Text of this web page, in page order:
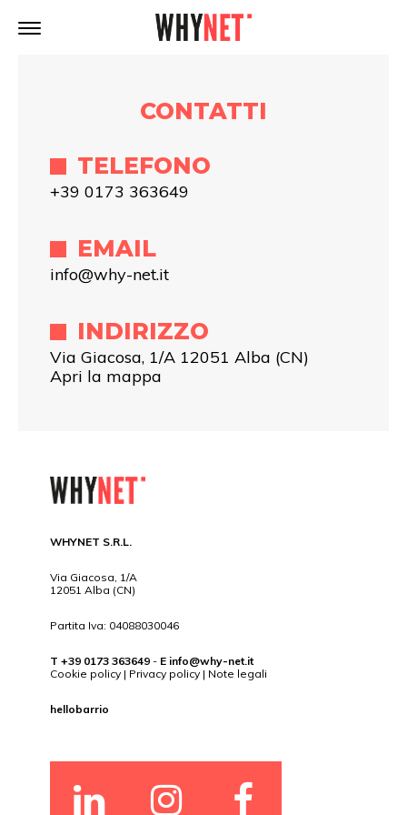
CONTATTI
TELEFONO
+39 0173 363649
EMAIL
info@why-net.it
INDIRIZZO
Via Giacosa, 1/A 12051 Alba (CN)
Apri la mappa
WHYNET S.R.L.
Via Giacosa, 1/A
12051 Alba (CN)
Partita Iva: 04088030046
T +39 0173 363649 - E info@why-net.it
Cookie policy | Privacy policy | Note legali
hellobarrio